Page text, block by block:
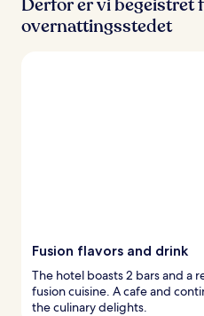
Derfor er vi begeistret
overnattingsstedet
Fusion flavors and drink
The hotel boasts 2 bars and a
fusion cuisine. A cafe and
the culinary delights.